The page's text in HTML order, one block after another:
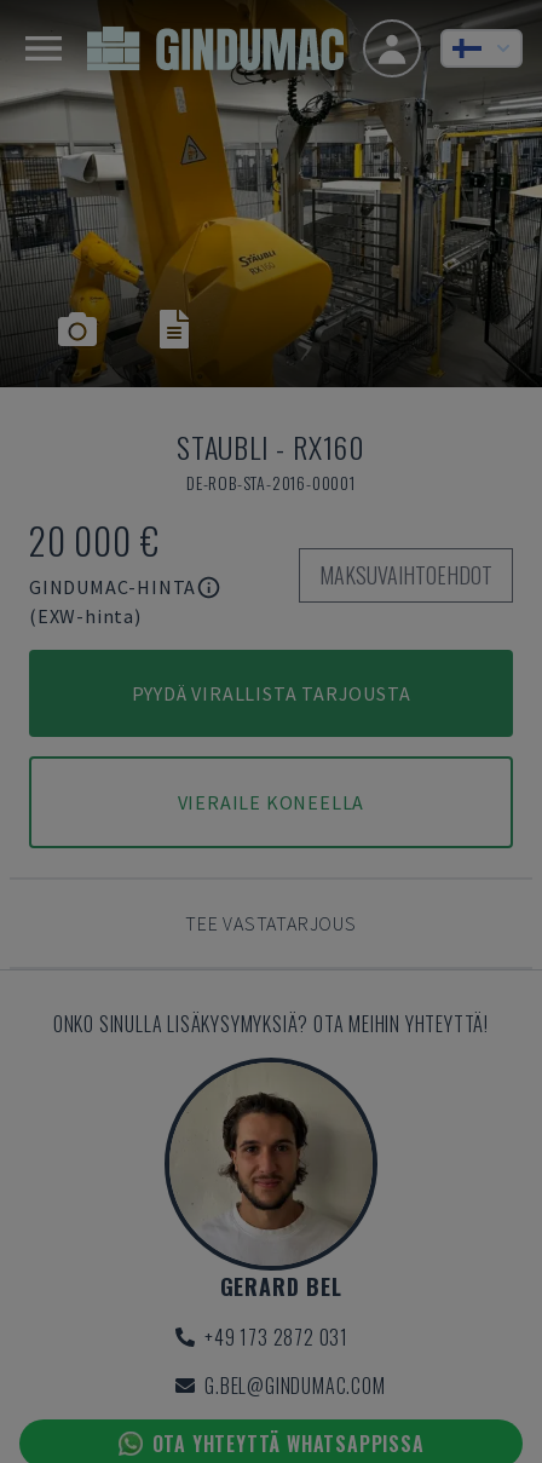
STAUBLI - RX160
DE-ROB-STA-2016-00001
20 000 €
GINDUMAC-HINTA
(EXW-hinta)
MAKSUVAIHTOEHDOT
PYYDÄ VIRALLISTA TARJOUSTA
VIERAILE KONEELLA
TEE VASTATARJOUS
ONKO SINULLA LISÄKYSYMYKSIÄ? OTA MEIHIN YHTEYTTÄ!
GERARD BEL
+49 173 2872 031
G.BEL@GINDUMAC.COM
OTA YHTEYTTÄ WHATSAPPISSA